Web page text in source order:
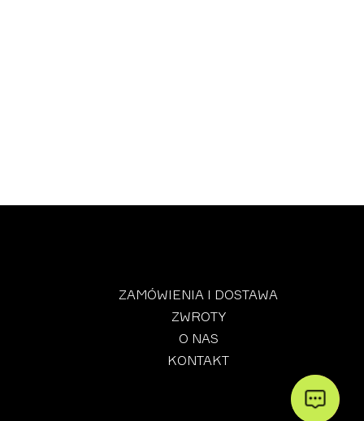
ZAMÓWIENIA I DOSTAWA
ZWROTY
O NAS
KONTAKT